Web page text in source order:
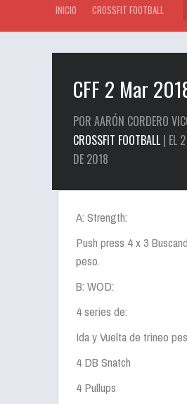
INICIO CROSSFIT FOOTBALL
CFF 2 Mar
POR AARÓN CORDERO
CROSSFIT FOOTBALL | EL
DE 2018
A: Strength:
Push press 4 x 3
peso.
B: WOD:
4 series de:
Ida y Vuelta de trineo
4 DB Snatch
4 Pullups